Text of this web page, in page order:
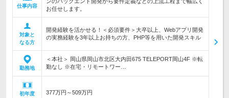
仕事内容
お任せします。
対象と
なる方
開発経験を活かせる！＜必須要件＞大卒以上、Webアプリ開発
の実務経験を3年以上お持ちの方、PHP等を用いた開発スキル
勤務地
＜本社＞ 岡山県岡山市北区大内田675 TELEPORT岡山4F ※転
勤なし ※在宅・リモートワー…
初年度
377万円～509万円